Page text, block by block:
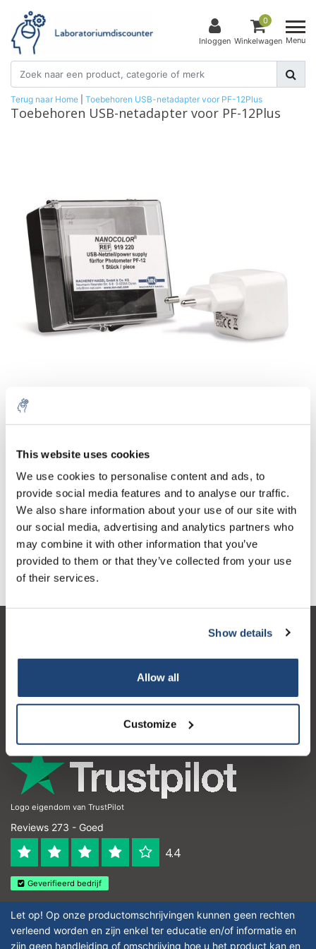
This website uses cookies
We use cookies to personalise content and ads, to
provide social media features and to analyse our traffic.
We also share information about your use of our site with
our social media, advertising and analytics partners who
may combine it with other information that you’ve
provided to them or that they’ve collected from your use
of their services.
Show details
Allow all
Customize
Inloggen
0
Winkelwagen Menu
Terug naar Home Toebehoren USB-netadapter voor PF-12Plus
Toebehoren USB-netadapter voor PF-12Plus
1 Stuks Excl. btw
€58,20
Incl. btw
Toevoegen aan winkelwagen
Informatie
Contactgegevens
Logo eigendom van TrustPilot
Reviews 273 - Goed
4.4
Geverifieerd bedrijf
Let op! Op onze productomschrijvingen kunnen geen rechten
verleend worden en zijn enkel ter educatie en/of informatie en
zijn geen handleiding of omschrijving hoe u het product kan en